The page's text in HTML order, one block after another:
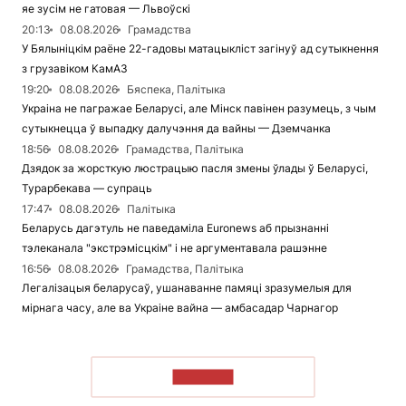
яе зусім не гатовая — Львоўскі
20:13
08.08.2026
Грамадства
У Бялыніцкім раёне 22-гадовы матацыкліст загінуў ад сутыкнення
з грузавіком КамАЗ
19:20
08.08.2026
Бяспека, Палітыка
Украіна не пагражае Беларусі, але Мінск павінен разумець, з чым
сутыкнецца ў выпадку далучэння да вайны — Дземчанка
18:56
08.08.2026
Грамадства, Палітыка
Дзядок за жорсткую люстрацыю пасля змены ўлады ў Беларусі,
Турарбекава — супраць
17:47
08.08.2026
Палітыка
Беларусь дагэтуль не паведаміла Euronews аб прызнанні
тэлеканала "экстрэмісцкім" і не аргументавала рашэнне
16:56
08.08.2026
Грамадства, Палітыка
Легалізацыя беларусаў, ушанаванне памяці зразумелыя для
мірнага часу, але ва Украіне вайна — амбасадар Чарнагор